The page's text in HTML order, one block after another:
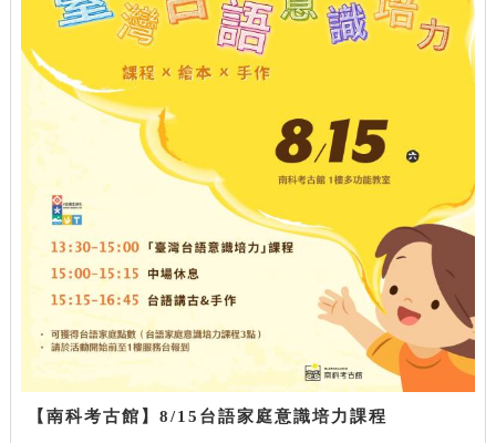
【南科考古館】8/15台語家庭意識培力課程